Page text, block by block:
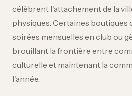
célèbrent l'attachement de la
physiques. Certaines boutiques
soirées mensuelles en club ou
brouillant la frontière entre
culturelle et maintenant la
l'année.